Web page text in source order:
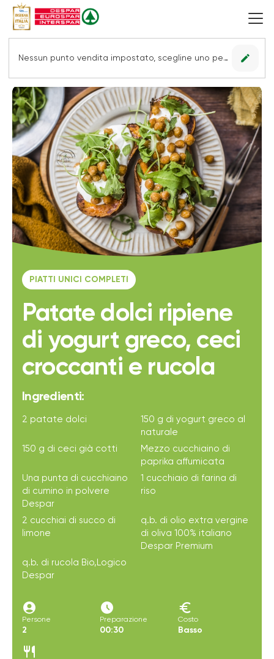
Nessun punto vendita impostato, scegline uno per vedere le offerte. edit
PIATTI UNICI COMPLETI
Patate dolci ripiene
di yogurt greco, ceci
croccanti e rucola
Ingredienti:
2 patate dolci
150 g di yogurt greco al
naturale
150 g di ceci già cotti
Mezzo cucchiaino di
paprika affumicata
Una punta di cucchiaino
di cumino in polvere
Despar
1 cucchiaio di farina di
riso
2 cucchiai di succo di
limone
q.b. di olio extra vergine
di oliva 100% italiano
Despar Premium
q.b. di rucola Bio,Logico
Despar
account_circle
Persone
2
access_time_filled
Preparazione
00:30
euro
Costo
Basso
restaurant